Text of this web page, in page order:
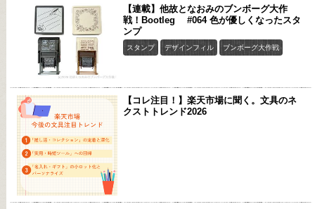
【連載】他故となおみのブンボーグ大作
戦！Bootleg #064 色が優しくなったスタ
ンプ
スタンプ デザインフィル ブンボーグ大作戦
【コレ注目！】楽天市場に聞く。文具のネ
クストトレンド2026